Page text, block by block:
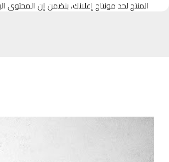
المنتج لحد مونتاج إعلانك، بنضمن إن